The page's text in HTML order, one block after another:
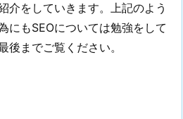
介をしていきます。上記のよう
にもSEOについては勉強をして
後までご覧ください。